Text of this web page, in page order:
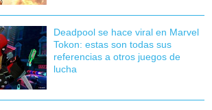
Deadpool se hace viral en Marvel
Tokon: estas son todas sus
referencias a otros juegos de
lucha